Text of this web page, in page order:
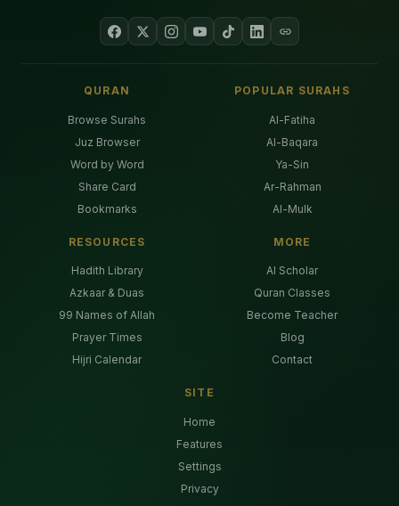
QURAN
Browse Surahs
Juz Browser
Word by Word
Share Card
Bookmarks
POPULAR SURAHS
Al-Fatiha
Al-Baqara
Ya-Sin
Ar-Rahman
Al-Mulk
RESOURCES
Hadith Library
Azkaar & Duas
99 Names of Allah
Prayer Times
Hijri Calendar
MORE
AI Scholar
Quran Classes
Become Teacher
Blog
Contact
SITE
Home
Features
Settings
Privacy